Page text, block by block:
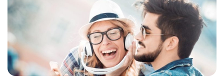
Familia
Ayuda
Cursos